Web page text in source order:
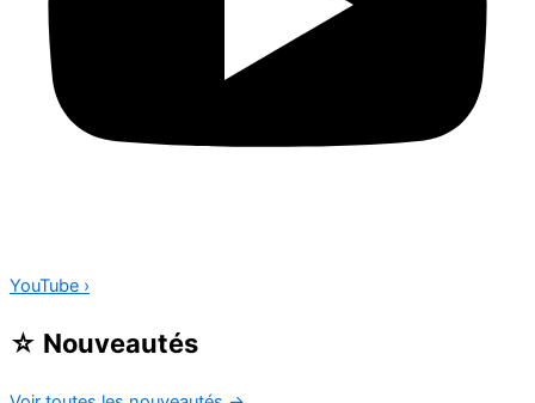
YouTube ›
☆ Nouveautés